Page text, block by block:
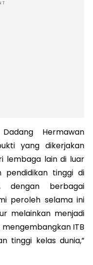
Hermawan
yang dikerjakan
lembaga lain di luar
pendidikan tinggi di
dengan berbagai
peroleh selama ini
melainkan menjadi
ITB
tinggi kelas dunia,”